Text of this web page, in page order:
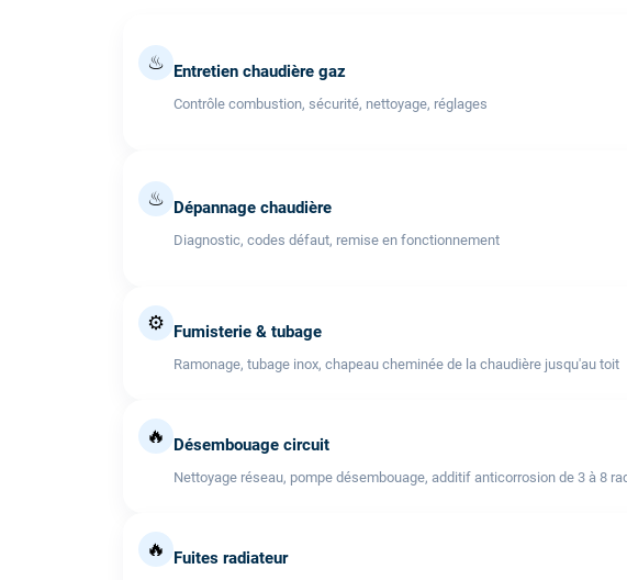
♨ Entretien chaudière gaz
Contrôle combustion, sécurité, nettoyage, réglages
♨ Dépannage chaudière
Diagnostic, codes défaut, remise en fonctionnement
⚙️ Fumisterie & tubage
Ramonage, tubage inox, chapeau cheminée de la chaudière jusqu'au toit
🔥 Désembouage circuit
Nettoyage réseau, pompe désembouage, additif anticorrosion de 3 à 8
🔥 Fuites radiateur